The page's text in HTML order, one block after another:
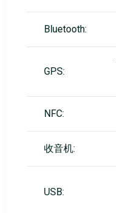
Bluetooth:
GPS:
NFC:
收音机:
USB: